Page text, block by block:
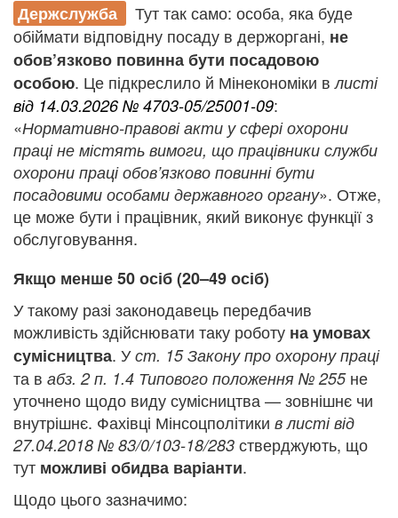
Держслужба
Тут так само: особа, яка буде
обіймати відповідну посаду в держоргані, не
обов’язково повинна бути посадовою
особою. Це підкреслило й Мінекономіки влисті
від 14.03.2026 № 4703-05/25001-09:
«Нормативно-правові акти у сфері охорони
праці не містять вимоги, що працівники служби
охорони праці обов’язково повинні бути
посадовими особами державного органу». Отже,
це може бути і працівник, який виконує функції з
обслуговування.
Якщо менше 50 осіб (20–49 осіб)
У такому разі законодавець передбачив
можливість здійснювати таку роботу на умовах
сумісництва. Уст. 15 Закону про охорону праці
та в абз. 2 п. 1.4 Типового положення № 255 не
уточнено щодо виду сумісництва — зовнішнє чи
внутрішнє. Фахівці Мінсоцполітики в листі від
27.04.2018 № 83/0/103-18/283 стверджують, що
тут можливі обидва варіанти.
Щодо цього зазначимо: